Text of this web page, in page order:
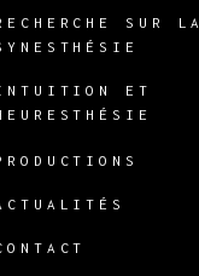
SUR LA
ET